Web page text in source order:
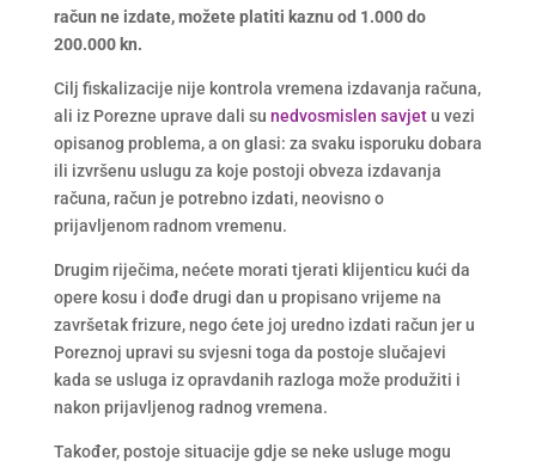
račun ne izdate, možete platiti kaznu od 1.000 do
200.000 kn.
Cilj fiskalizacije nije kontrola vremena izdavanja računa,
ali iz Porezne uprave dali su nedvosmislen savjetu vezi
opisanog problema, a on glasi: za svaku isporuku dobara
ili izvršenu uslugu za koje postoji obveza izdavanja
računa, račun je potrebno izdati, neovisno o
prijavljenom radnom vremenu.
Drugim riječima, nećete morati tjerati klijenticu kući da
opere kosu i dođe drugi dan u propisano vrijeme na
završetak frizure, nego ćete joj uredno izdati račun jer u
Poreznoj upravi su svjesni toga da postoje slučajevi
kada se usluga iz opravdanih razloga može produžiti i
nakon prijavljenog radnog vremena.
Također, postoje situacije gdje se neke usluge mogu